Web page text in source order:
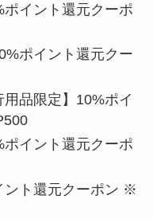
ポイント還元クーポ
ポイント還元クー
用品限定】10%ポイ
ポイント還元クーポ
ント還元クーポン ※